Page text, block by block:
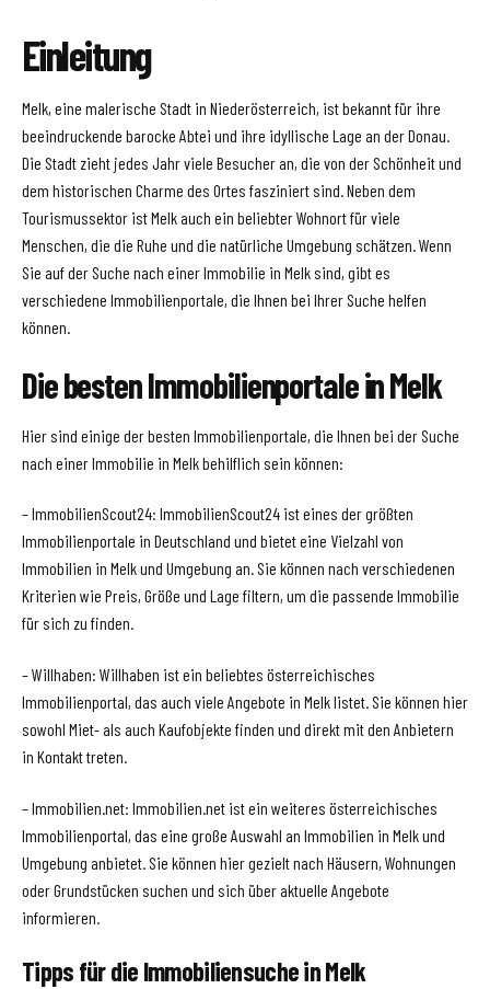
Einleitung
Melk, eine malerische Stadt in Niederösterreich, ist bekannt für ihre
beeindruckende barocke Abtei und ihre idyllische Lage an der Donau.
Die Stadt zieht jedes Jahr viele Besucher an, die von der Schönheit und
dem historischen Charme des Ortes fasziniert sind. Neben dem
Tourismussektor ist Melk auch ein beliebter Wohnort für viele
Menschen, die die Ruhe und die natürliche Umgebung schätzen. Wenn
Sie auf der Suche nach einer Immobilie in Melk sind, gibt es
verschiedene Immobilienportale, die Ihnen bei Ihrer Suche helfen
können.
Die besten Immobilienportale in Melk
Hier sind einige der besten Immobilienportale, die Ihnen bei der Suche
nach einer Immobilie in Melk behilflich sein können:
– ImmobilienScout24: ImmobilienScout24 ist eines der größten
Immobilienportale in Deutschland und bietet eine Vielzahl von
Immobilien in Melk und Umgebung an. Sie können nach verschiedenen
Kriterien wie Preis, Größe und Lage filtern, um die passende Immobilie
für sich zu finden.
– Willhaben: Willhaben ist ein beliebtes österreichisches
Immobilienportal, das auch viele Angebote in Melk listet. Sie können hier
sowohl Miet- als auch Kaufobjekte finden und direkt mit den Anbietern
in Kontakt treten.
– Immobilien.net: Immobilien.net ist ein weiteres österreichisches
Immobilienportal, das eine große Auswahl an Immobilien in Melk und
Umgebung anbietet. Sie können hier gezielt nach Häusern, Wohnungen
oder Grundstücken suchen und sich über aktuelle Angebote
informieren.
Tipps für die Immobiliensuche in Melk